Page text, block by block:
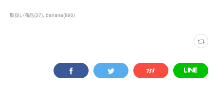
取扱い商品(37) banana(890)